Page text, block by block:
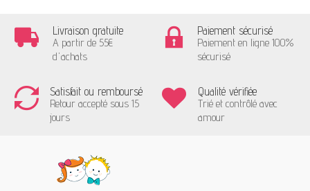
Livraison gratuite
A partir de 55€
d'achats
Paiement sécurisé
Paiement en ligne 100%
sécurisé
Satisfait ou remboursé
Retour accepté sous 15
jours
Qualité vérifiée
Trié et contrôlé avec
amour